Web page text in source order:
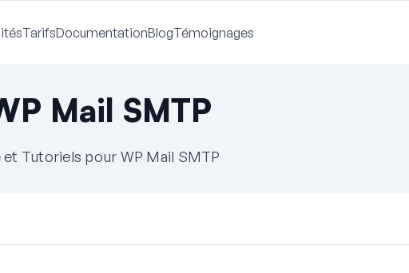
TarifsDocumentationBlogTémoignages
Mail SMTP
Tutoriels pour WP Mail SMTP